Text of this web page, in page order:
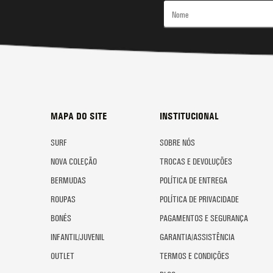
MAPA DO SITE
SURF
NOVA COLEÇÃO
BERMUDAS
ROUPAS
BONÉS
INFANTIL/JUVENIL
OUTLET
INSTITUCIONAL
SOBRE NÓS
TROCAS E DEVOLUÇÕES
POLÍTICA DE ENTREGA
POLÍTICA DE PRIVACIDADE
PAGAMENTOS E SEGURANÇA
GARANTIA/ASSISTÊNCIA
TERMOS E CONDIÇÕES